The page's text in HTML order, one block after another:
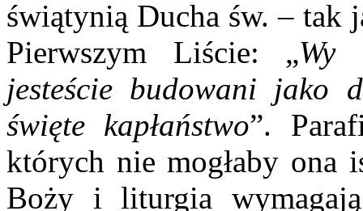
świątynią Ducha św. – tak
Pierwszym Liście: „Wy
jesteście budowani jako
święte kapłaństwo”.
których nie mogłaby ona
Boży i liturgia